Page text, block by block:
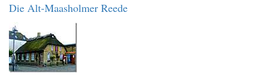
Die Alt-Maasholmer Reede